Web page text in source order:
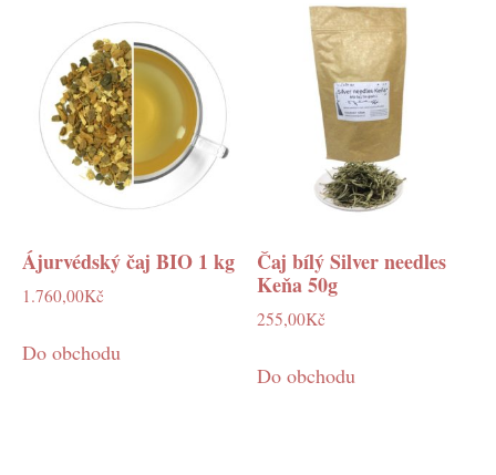
Ájurvédský čaj BIO 1 kg
1.760,00Kč
Do obchodu
Čaj bílý Silver needles
Keňa 50g
255,00Kč
Do obchodu